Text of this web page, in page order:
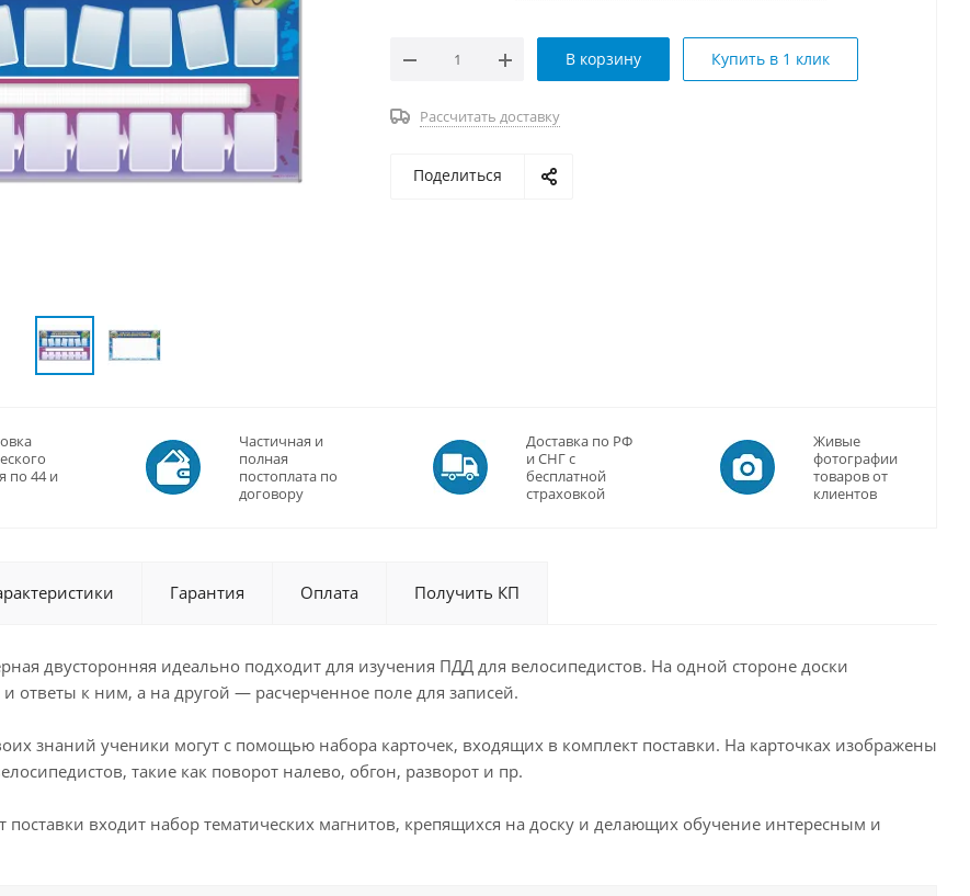
В корзину Купить в 1 клик
Рассчитать доставку
Поделиться
по 44 и
Частичная и
полная
постоплата по
договору
Доставка по РФ
и СНГ с
бесплатной
страховкой
Живые
фотографии
товаров от
клиентов
Гарантия Оплата Получить КП
двусторонняя идеально подходит для изучения ПДД для велосипедистов. На одной стороне доски
ответы к ним, а на другой — расчерченное поле для записей.
знаний ученики могут с помощью набора карточек, входящих в комплект поставки. На карточках изображены
такие как поворот налево, обгон, разворот и пр.
поставки входит набор тематических магнитов, крепящихся на доску и делающих обучение интересным и